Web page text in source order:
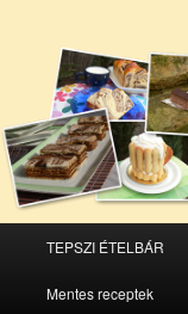
Tovább
az
Tovább
a
TEPSZI ÉTELBÁR
Mentes receptek